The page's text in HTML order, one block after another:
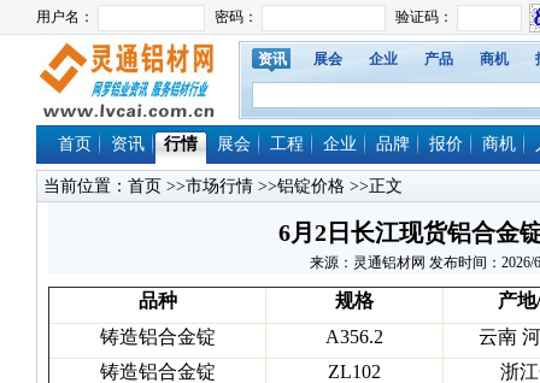
资讯 展会 企业 产品 商机
首页 资讯 行情 展会 工程 企业 品牌 报价 商机
当前位置： 首页 >>市场行情 >>铝锭价格 >>正文
6月2日长江现货铝合金
来源：灵通铝材网 发布时间：2026/
品种 规格
产
铸造铝合金锭
A356.2
云南
铸造铝合金锭
ZL102 浙